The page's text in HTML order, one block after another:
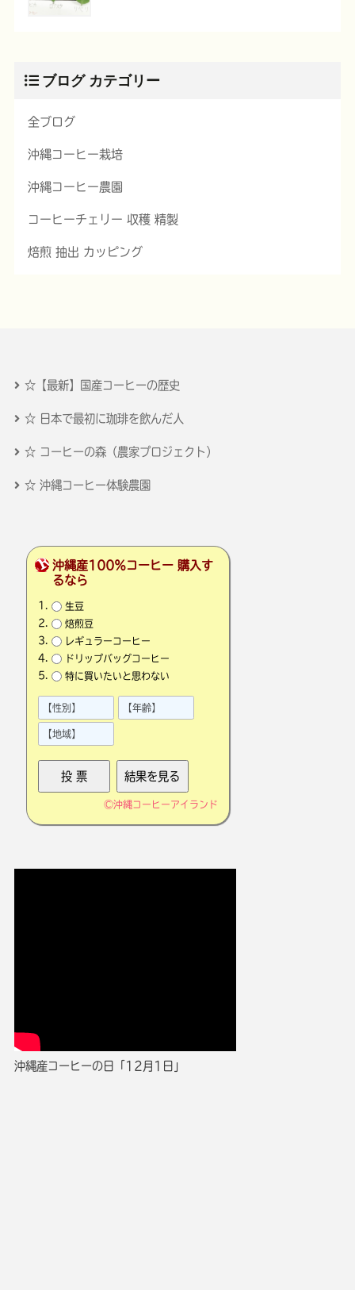
ブログ カテゴリー
全ブログ
沖縄コーヒー栽培
沖縄コーヒー農園
コーヒーチェリー 収穫 精製
焙煎 抽出 カッピング
☆【最新】国産コーヒーの歴史
☆ 日本で最初に珈琲を飲んだ人
☆ コーヒーの森（農家プロジェクト）
☆ 沖縄コーヒー体験農園
沖縄産100％コーヒー 購入す
るなら
生豆
焙煎豆
レギュラーコーヒー
ドリップバッグコーヒー
特に買いたいと思わない
©沖縄コーヒーアイランド
沖縄産コーヒーの日「12月1日」